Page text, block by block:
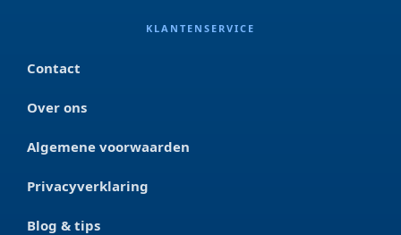
KLANTENSERVICE
Contact
Over ons
Algemene voorwaarden
Privacyverklaring
Blog & tips